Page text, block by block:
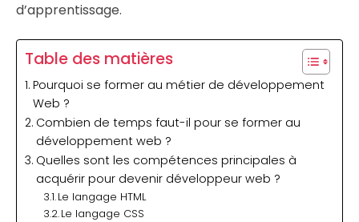
d’apprentissage.
Table des matières
Pourquoi se former au métier de développement
Web ?
Combien de temps faut-il pour se former au
développement web ?
Quelles sont les compétences principales à
acquérir pour devenir développeur web ?
Le langage HTML
Le langage CSS